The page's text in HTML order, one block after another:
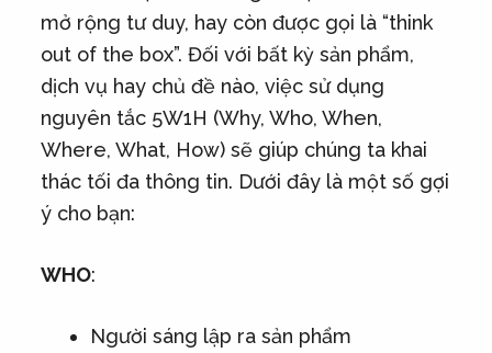
mở rộng tư duy, hay còn được gọi là “think
out of the box”. Đối với bất kỳ sản phẩm,
dịch vụ hay chủ đề nào, việc sử dụng
nguyên tắc 5W1H (Why, Who, When,
Where, What, How) sẽ giúp chúng ta khai
thác tối đa thông tin. Dưới đây là một số gợi
ý cho bạn:
WHO:
Người sáng lập ra sản phẩm